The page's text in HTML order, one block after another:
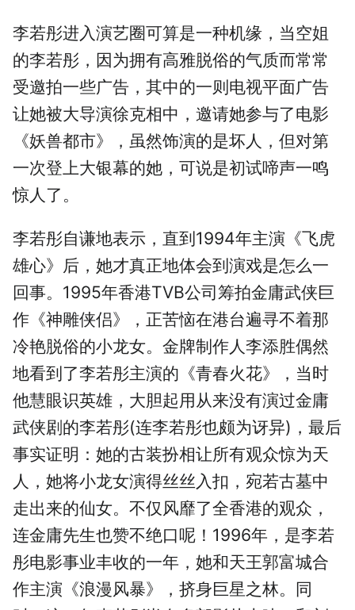
李若彤进入演艺圈可算是一种机缘，当空姐
的李若彤，因为拥有高雅脱俗的气质而常常
受邀拍一些广告，其中的一则电视平面广告
让她被大导演徐克相中，邀请她参与了电影
《妖兽都市》，虽然饰演的是坏人，但对第
一次登上大银幕的她，可说是初试啼声一鸣
惊人了。
李若彤自谦地表示，直到1994年主演《飞虎
雄心》后，她才真正地体会到演戏是怎么一
回事。1995年香港TVB公司筹拍金庸武侠巨
作《神雕侠侣》，正苦恼在港台遍寻不着那
冷艳脱俗的小龙女。金牌制作人李添胜偶然
地看到了李若彤主演的《青春火花》，当时
他慧眼识英雄，大胆起用从来没有演过金庸
武侠剧的李若彤(连李若彤也颇为讶异)，最后
事实证明：她的古装扮相让所有观众惊为天
人，她将小龙女演得丝丝入扣，宛若古墓中
走出来的仙女。不仅风靡了全香港的观众，
连金庸先生也赞不绝口呢！1996年，是李若
彤电影事业丰收的一年，她和天王郭富城合
作主演《浪漫风暴》，挤身巨星之林。同